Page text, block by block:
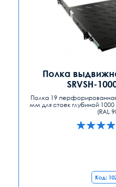
Полка
SRVSH-
Полка 19
мм для стоек глубиной
(RAL
Код: